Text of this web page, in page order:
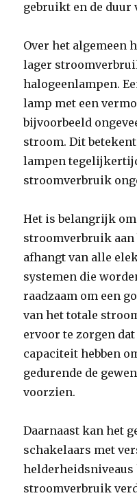
gebruikt en de duur
Over het algemeen
lager
halogeenlampen.
lamp met een
bijvoorbeeld
stroom. Dit betekent
lampen
stroomverbruik
Het is belangrijk
stroomverbruik aan
afhangt van alle
systemen die
raadzaam om een
van het totale
ervoor te zorgen dat
capaciteit hebben
gedurende de
voorzien.
Daarnaast kan het
schakelaars met
helderheidsniveaus
stroomverbruik